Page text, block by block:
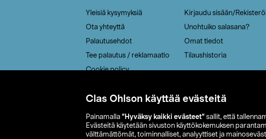
Clas Ohlson käyttää evästeitä
Painamalla ”Hyväksy kaikki evästeet” sallit, että
Evästeitä käytetään sivuston käyttökokemuksen
välttämättömät, toiminnalliset, analyyttiset ja
Yleisiä kysymyksiä
Ota yhteyttä
Palautusehdot
Tee palautus / reklamaatio
Cookie policy
Saavutettavuus
Kirjaudu sisään/
Unohtuiko salasana?
Omat tiedot
Tilaushistoria